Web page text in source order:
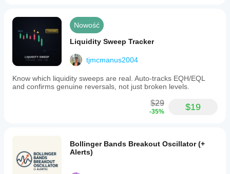
Nowość
Liquidity Sweep Tracker
tjmcmanus2004
Know which liquidity sweeps are real. Auto-tracks EQH/EQL
and confirms genuine reversals, not just broken levels.
$29
-35% $19
Bollinger Bands Breakout Oscillator (+
Alerts)